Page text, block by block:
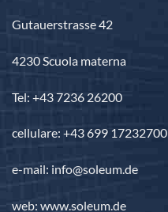
Gutauerstrasse 42
4230 Scuola materna
Tel: +43 7236 26200
cellulare: +43 699 17232700
e-mail: info@soleum.de
web: www.soleum.de